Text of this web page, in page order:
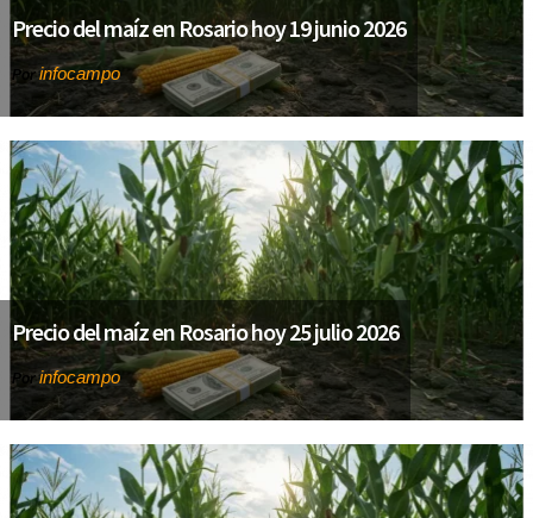
Precio del maíz en Rosario hoy 19 junio 2026
Porinfocampo
Precio del maíz en Rosario hoy 25 julio 2026
Porinfocampo